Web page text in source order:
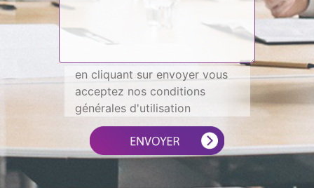
en cliquant sur envoyer vous
acceptez nos conditions
générales d'utilisation